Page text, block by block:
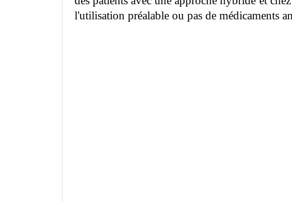
l'utilisation préalable ou pas de médicaments